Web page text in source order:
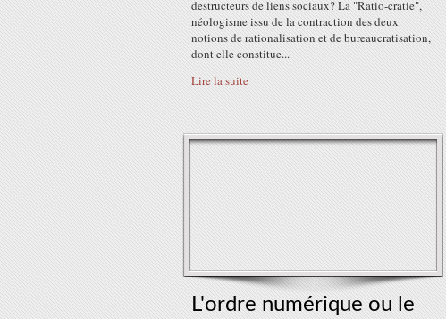
destructeurs de liens sociaux? La "Ratio-cratie",
néologisme issu de la contraction des deux
notions de rationalisation et de bureaucratisation,
dont elle constitue...
Lire la suite
L'ordre numérique ou le